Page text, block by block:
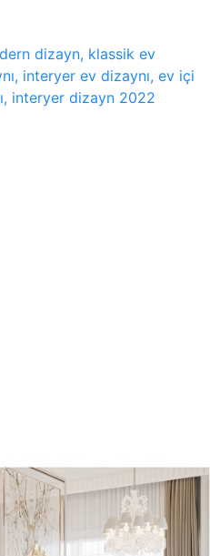
dizayn, klassik ev
interyer ev dizaynı, ev içi
interyer dizayn 2022